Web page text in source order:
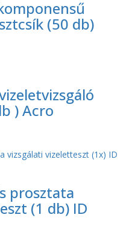
(50 db)
) Acro
prosztata
(1 db) ID